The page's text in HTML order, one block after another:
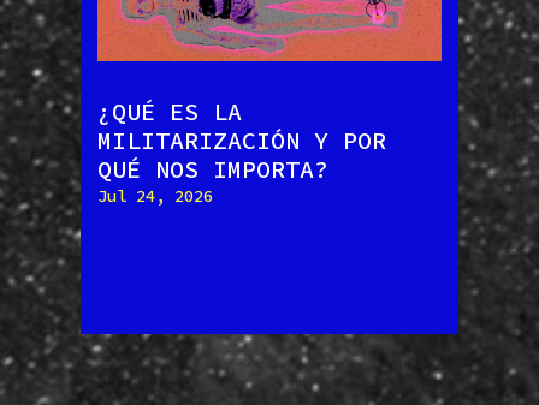
¿QUÉ ES LA
MILITARIZACIÓN Y POR
QUÉ NOS IMPORTA?
Jul 24, 2026